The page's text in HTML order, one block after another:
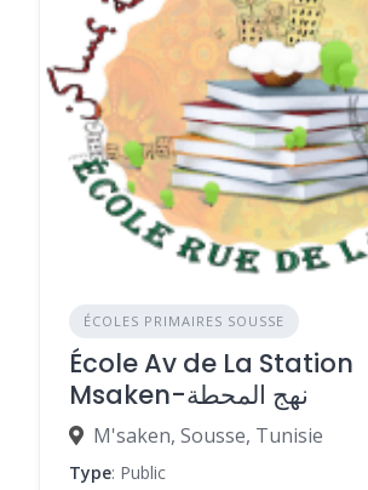
ÉCOLES PRIMAIRES SOUSSE
École Av de La Station
Msaken-نهج المحطة
M'saken, Sousse, Tunisie
Type: Public